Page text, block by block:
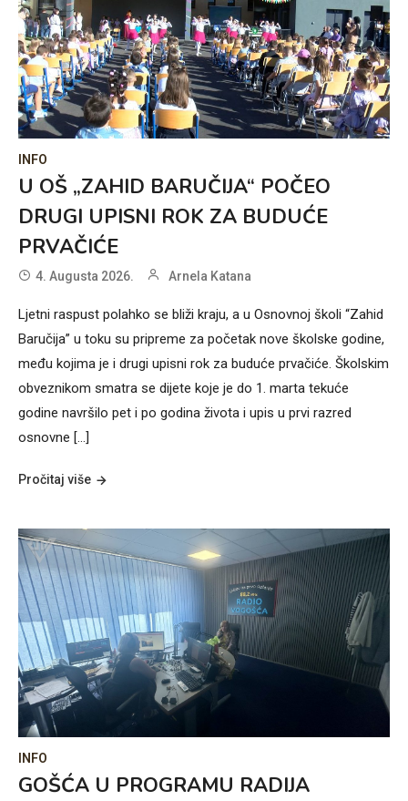
INFO
U OŠ „ZAHID BARUČIJA“ POČEO
DRUGI UPISNI ROK ZA BUDUĆE
PRVAČIĆE
4. Augusta 2026. Arnela Katana
Ljetni raspust polahko se bliži kraju, a u Osnovnoj školi “Zahid
Baručija” u toku su pripreme za početak nove školske godine,
među kojima je i drugi upisni rok za buduće prvačiće. Školskim
obveznikom smatra se dijete koje je do 1. marta tekuće
godine navršilo pet i po godina života i upis u prvi razred
osnovne […]
Pročitaj više
INFO
GOŠĆA U PROGRAMU RADIJA